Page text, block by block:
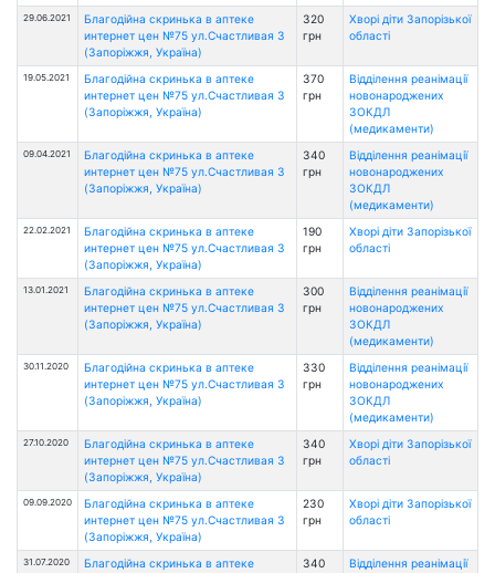
29.06.2021
Благодійна скринька в аптеке
интернет цен №75 ул.Счастливая 3
(Запоріжжя, Україна)
320
грн
Хворі діти Запорізької
області
19.05.2021
Благодійна скринька в аптеке
интернет цен №75 ул.Счастливая 3
(Запоріжжя, Україна)
370
грн
Відділення реанімації
новонароджених
ЗОКДЛ
(медикаменти)
09.04.2021
Благодійна скринька в аптеке
интернет цен №75 ул.Счастливая 3
(Запоріжжя, Україна)
340
грн
Відділення реанімації
новонароджених
ЗОКДЛ
(медикаменти)
22.02.2021
Благодійна скринька в аптеке
интернет цен №75 ул.Счастливая 3
(Запоріжжя, Україна)
190
грн
Хворі діти Запорізької
області
13.01.2021
Благодійна скринька в аптеке
интернет цен №75 ул.Счастливая 3
(Запоріжжя, Україна)
300
грн
Відділення реанімації
новонароджених
ЗОКДЛ
(медикаменти)
30.11.2020
Благодійна скринька в аптеке
интернет цен №75 ул.Счастливая 3
(Запоріжжя, Україна)
330
грн
Відділення реанімації
новонароджених
ЗОКДЛ
(медикаменти)
27.10.2020
Благодійна скринька в аптеке
интернет цен №75 ул.Счастливая 3
(Запоріжжя, Україна)
340
грн
Хворі діти Запорізької
області
09.09.2020
Благодійна скринька в аптеке
интернет цен №75 ул.Счастливая 3
(Запоріжжя, Україна)
230
грн
Хворі діти Запорізької
області
31.07.2020
Благодійна скринька в аптеке
340
Відділення реанімації